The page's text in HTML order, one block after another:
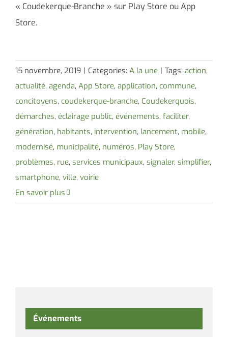
« Coudekerque-Branche » sur Play Store ou App
Store.
15 novembre, 2019 | Categories: A la une | Tags: action,
actualité, agenda, App Store, application, commune,
concitoyens, coudekerque-branche, Coudekerquois,
démarches, éclairage public, événements, faciliter,
génération, habitants, intervention, lancement, mobile,
modernisé, municipalité, numéros, Play Store,
problèmes, rue, services municipaux, signaler, simplifier,
smartphone, ville, voirie
En savoir plus
Événements